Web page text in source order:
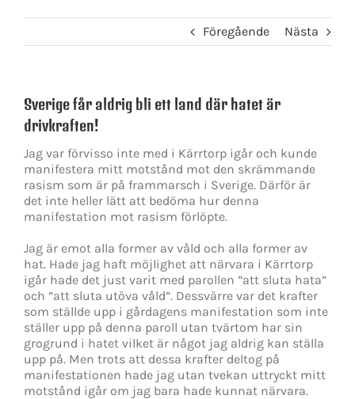
Föregående Nästa
Sverige får aldrig bli ett land där hatet är
drivkraften!
Jag var förvisso inte med i Kärrtorp igår och kunde
manifestera mitt motstånd mot den skrämmande
rasism som är på frammarsch i Sverige. Därför är
det inte heller lätt att bedöma hur denna
manifestation mot rasism förlöpte.
Jag är emot alla former av våld och alla former av
hat. Hade jag haft möjlighet att närvara i Kärrtorp
igår hade det just varit med parollen ”att sluta hata”
och ”att sluta utöva våld”. Dessvärre var det krafter
som ställde upp i gårdagens manifestation som inte
ställer upp på denna paroll utan tvärtom har sin
grogrund i hatet vilket är något jag aldrig kan ställa
upp på. Men trots att dessa krafter deltog på
manifestationen hade jag utan tvekan uttryckt mitt
motstånd igår om jag bara hade kunnat närvara.